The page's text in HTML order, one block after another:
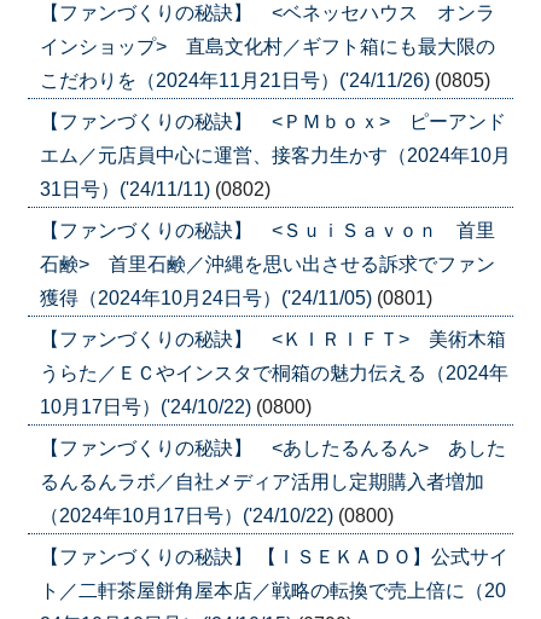
【ファンづくりの秘訣】 <ベネッセハウス オンラ
インショップ> 直島文化村／ギフト箱にも最大限の
こだわりを（2024年11月21日号）('24/11/26) (0805)
【ファンづくりの秘訣】 <ＰＭｂｏｘ> ピーアンド
エム／元店員中心に運営、接客力生かす（2024年10月
31日号）('24/11/11) (0802)
【ファンづくりの秘訣】 <ＳｕｉＳａｖｏｎ 首里
石鹸> 首里石鹸／沖縄を思い出させる訴求でファン
獲得（2024年10月24日号）('24/11/05) (0801)
【ファンづくりの秘訣】 <ＫＩＲＩＦＴ> 美術木箱
うらた／ＥＣやインスタで桐箱の魅力伝える（2024年
10月17日号）('24/10/22) (0800)
【ファンづくりの秘訣】 <あしたるんるん> あした
るんるんラボ／自社メディア活用し定期購入者増加
（2024年10月17日号）('24/10/22) (0800)
【ファンづくりの秘訣】 【ＩＳＥＫＡＤＯ】公式サイ
ト／二軒茶屋餅角屋本店／戦略の転換で売上倍に（20